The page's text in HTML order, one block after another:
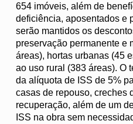
654 imóveis, além de
deficiência, aposentados e
serão mantidos os
preservação permanente e
áreas), hortas urbanas (45
ao uso rural (383 áreas). O
da alíquota de ISS de 5%
casas de repouso, creches
recuperação, além de um
ISS na obra sem